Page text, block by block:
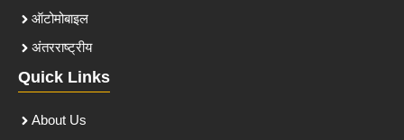
ऑटोमोबाइल
अंतरराष्ट्रीय
Quick Links
About Us